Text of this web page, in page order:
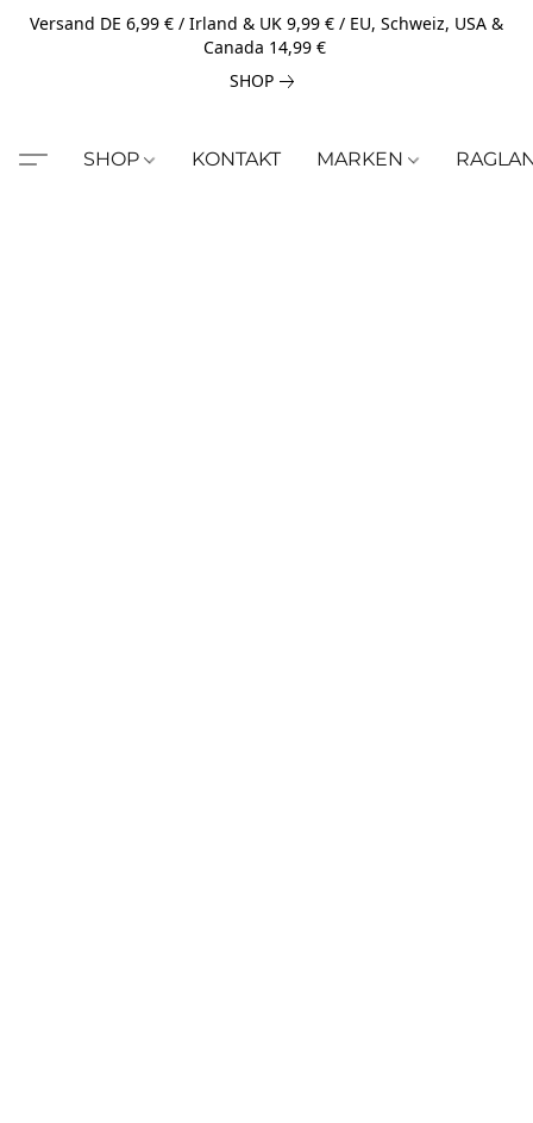
Versand DE 6,99 € / Irland & UK 9,99 € / EU, Schweiz, USA &
Canada 14,99 €
SHOP
SHOP KONTAKT MARKEN